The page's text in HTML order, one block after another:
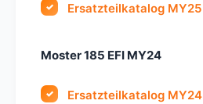
Ersatzteilkatalog MY25
Moster 185 EFI MY24
Ersatzteilkatalog MY24